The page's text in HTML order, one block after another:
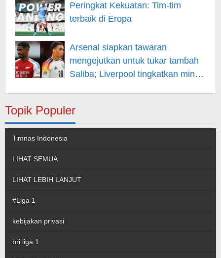
Peringkat Kekuatan: Tim-tim
terbaik di Eropa
Arsenal siapkan tawaran
mengejutkan untuk tukar tambah
Saliba; Liverpool tingkatkan minat
Topik Populer
Timnas Indonesia
LIHAT SEMUA
LIHAT LEBIH LANJUT
#Liga 1
kebijakan privasi
bri liga 1